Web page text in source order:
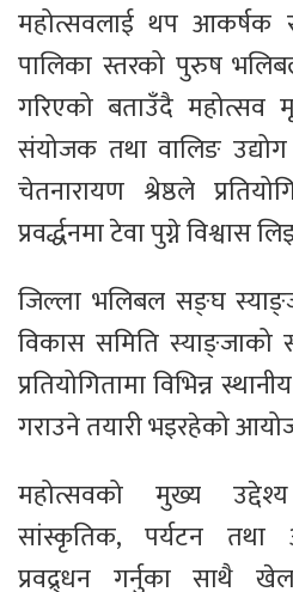
महोत्सवलाई थप आकर्षक
पालिका स्तरको पुरुष
गरिएको बताउँदै
संयोजक तथा वालिङ
चेतनारायण श्रेष्ठले
प्रवर्द्धनमा टेवा पुग्ने विश्वास
जिल्ला भलिबल सङ्घ
विकास समिति स्याङ्जाको
प्रतियोगितामा विभिन्न
गराउने तयारी भइरहेको
महोत्सवको मुख्य
सांस्कृतिक, पर्यटन तथा
प्रवद्र्धन गर्नुका साथै